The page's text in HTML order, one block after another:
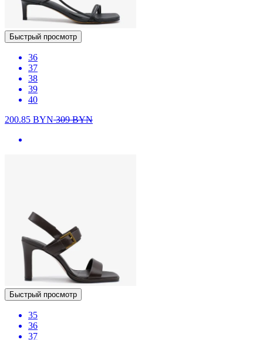
Быстрый просмотр
36
37
38
39
40
200.85 BYN309BYN
Быстрый просмотр
35
36
37